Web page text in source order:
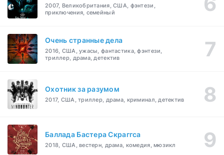
2007, Великобритания, США, фэнтези,
приключения, семейный
Очень странные дела
2016, США, ужасы, фантастика, фэнтези,
триллер, драма, детектив
Охотник за разумом
2017, США, триллер, драма, криминал, детектив
Баллада Бастера Скраггса
2018, США, вестерн, драма, комедия, мюзикл